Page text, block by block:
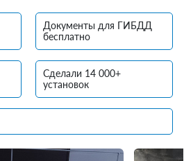
Документы для ГИБДД
бесплатно
Сделали 14 000+
установок